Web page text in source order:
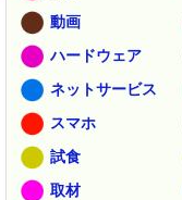
動画
ハードウェア
ネットサービス
スマホ
試食
取材